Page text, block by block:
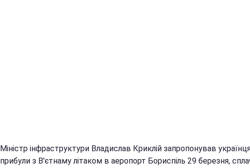
Міністр інфраструктури Владислав Криклій запропонував
прибули з В'єтнаму літаком в аеропорт Бориспіль 29 березня,